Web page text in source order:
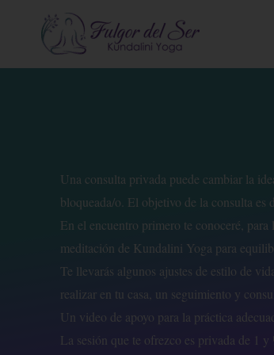
Una consulta privada puede cambiar la
bloqueada/o. El objetivo de la consulta es
En el encuentro primero te conoceré,
meditación de Kundalini Yoga para
Te llevarás algunos ajustes de estilo de
realizar en tu casa, un seguimiento y
Un video de apoyo para la práctica
La sesión que te ofrezco es privada de 1